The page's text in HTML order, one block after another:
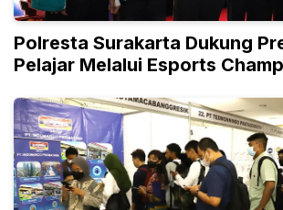
Polresta Surakarta Dukung
Pelajar Melalui Esports